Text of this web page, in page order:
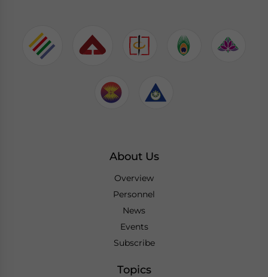
About Us
Overview
Personnel
News
Events
Subscribe
Topics